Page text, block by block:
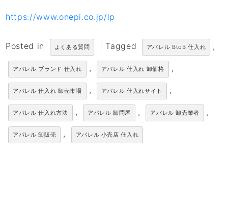
https://www.onepi.co.jp/lp
Posted in よくある質問 Tagged アパレル BtoB 仕入れ ,
アパレル ブランド 仕入れ , アパレル 仕入れ 卸価格 ,
アパレル 仕入れ 卸売市場 , アパレル 仕入れサイト ,
アパレル 仕入れ方法 , アパレル 卸問屋 , アパレル 卸売業者 ,
アパレル 卸販売 , アパレル 小売店 仕入れ